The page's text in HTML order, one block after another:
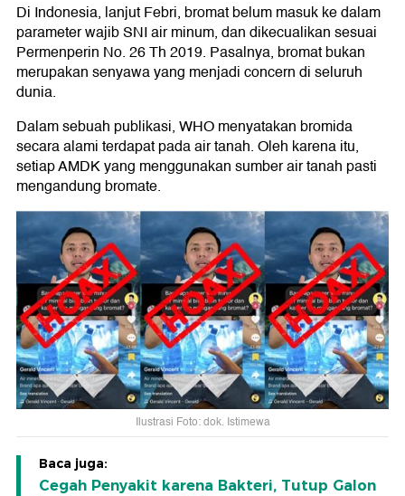
Di Indonesia, lanjut Febri, bromat belum masuk ke dalam
parameter wajib SNI air minum, dan dikecualikan sesuai
Permenperin No. 26 Th 2019. Pasalnya, bromat bukan
merupakan senyawa yang menjadi concern di seluruh
dunia.
Dalam sebuah publikasi, WHO menyatakan bromida
secara alami terdapat pada air tanah. Oleh karena itu,
setiap AMDK yang menggunakan sumber air tanah pasti
mengandung bromate.
Ilustrasi Foto: dok. Istimewa
Baca juga:
Cegah Penyakit karena Bakteri, Tutup Galon